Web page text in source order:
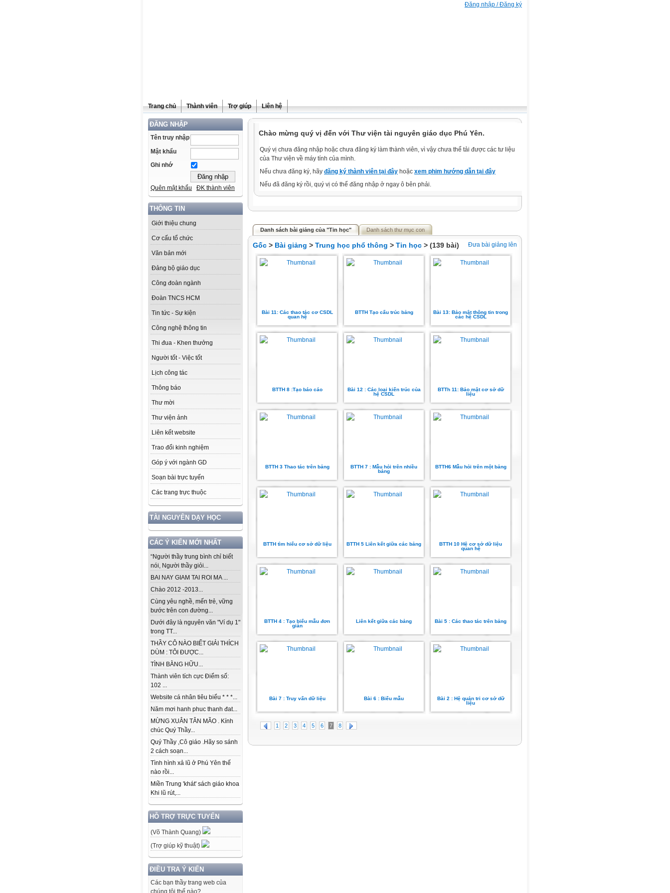
Đăng nhập / Đăng ký
Trang chủ Thành viên Trợ giúp Liên hệ
ĐĂNG NHẬP
Tên truy nhập
Mật khẩu
Ghi nhớ
Quên mật khẩu ĐK thành viên
THÔNG TIN
Giới thiệu chung
Cơ cấu tổ chức
Văn bản mới
Đảng bộ giáo dục
Công đoàn ngành
Đoàn TNCS HCM
Tin tức - Sự kiện
Công nghệ thông tin
Thi đua - Khen thưởng
Người tốt - Việc tốt
Lịch công tác
Thông báo
Thư mời
Thư viện ảnh
Liên kết website
Trao đổi kinh nghiệm
Góp ý với ngành GD
Soạn bài trực tuyến
Các trang trực thuộc
TÀI NGUYÊN DẠY HỌC
CÁC Ý KIẾN MỚI NHẤT
“Người thầy trung bình chỉ biết
nói, Người thầy giỏi...
BAI NAY GIAM TAI ROI MA ...
Chào 2012 -2013...
Cùng yêu nghề, mến trẻ, vững
bước trên con đường...
Dưới đây là nguyên văn "Ví dụ 1"
trong TT...
THẦY CÔ NÀO BIẾT GIẢI THÍCH
DÙM : TÔI ĐƯỢC...
TÌNH BẰNG HỮU...
Thành viên tích cực Điểm số:
102 ...
Website cá nhân tiêu biểu * * *...
Năm mơi hanh phuc thanh đat...
MỪNG XUÂN TÂN MÃO . Kính
chúc Quý Thầy...
Quý Thầy ,Cô giáo .Hãy so sánh
2 cách soạn...
Tình hình xả lũ ở Phú Yên thế
nào rồi...
Miền Trung 'khát' sách giáo khoa
Khi lũ rút,...
HỖ TRỢ TRỰC TUYẾN
(Võ Thành Quang)
(Trợ giúp kỹ thuật)
ĐIỀU TRA Ý KIẾN
Các bạn thầy trang web của
chúng tôi thế nào?
Chào mừng quý vị đến với Thư viện tài nguyên giáo dục Phú Yên.
Quý vị chưa đăng nhập hoặc chưa đăng ký làm thành viên, vì vậy chưa thể tải được các tư liệu
của Thư viện về máy tính của mình.
Nếu chưa đăng ký, hãy đăng ký thành viên tại đây hoặc xem phim hướng dẫn tại đây
Nếu đã đăng ký rồi, quý vị có thể đăng nhập ở ngay ô bên phải.
Danh sách bài giảng của "Tin học" Danh sách thư mục con
Đưa bài giảng lên
Gốc > Bài giảng > Trung học phổ thông > Tin học > (139 bài)
Bài 11: Các thao tác cơ CSDL
quan hệ
BTTH Tạo cấu trúc bảng
Bài 13: Bảo mật thông tin trong
các hệ CSDL
BTTH 8 :Tạo báo cáo
Bài 12 : Các loại kiến trúc của
hệ CSDL
BTTh 11: Bảo mật cơ sở dữ
liệu
BTTH 3 Thao tác trên bảng
BTTH 7 : Mẫu hỏi trên nhiều
bảng
BTTH6 Mẫu hỏi trên một bảng
BTTH tìm hiểu cơ sở dữ liệu BTTH 5 Liên kết giữa các bảng
BTTH 10 Hệ cơ sở dữ liệu
quan hệ
BTTH 4 : Tạo biểu mẫu đơn
giản
Liên kết giữa các bảng Bài 5 : Các thao tác trên bảng
Bài 7 : Truy vấn dữ liệu Bài 6 : Biểu mẫu
Bài 2 : Hệ quản tri cơ sở dữ
liệu
1 2 3 4 5 6 7 8